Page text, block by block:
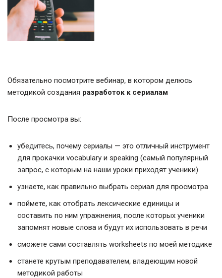
Обязательно посмотрите вебинар, в котором делюсь
методикой создания разработок к сериалам
После просмотра вы:
убедитесь, почему сериалы — это отличный инструмент
для прокачки vocabulary и speaking (самый популярный
запрос, с которым на наши уроки приходят ученики)
узнаете, как правильно выбрать сериал для просмотра
поймете, как отобрать лексические единицы и
составить по ним упражнения, после которых ученики
запомнят новые слова и будут их использовать в речи
сможете сами составлять worksheets по моей методике
станете крутым преподавателем, владеющим новой
методикой работы